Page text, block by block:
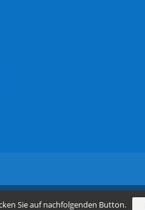
Sie auf nachfolgenden Button.